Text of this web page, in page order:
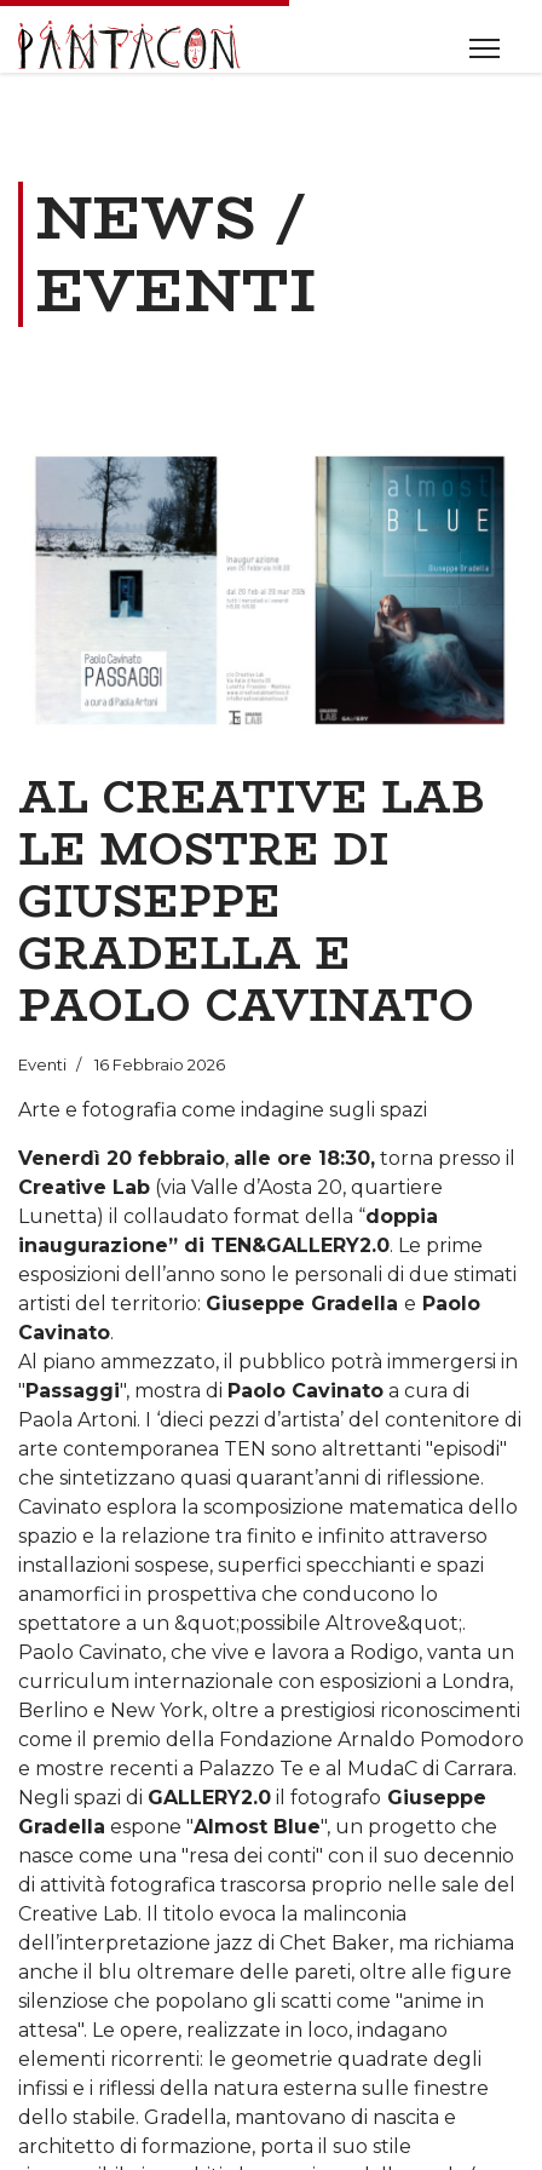
NEWS /
EVENTI
AL CREATIVE LAB
LE MOSTRE DI
GIUSEPPE
GRADELLA E
PAOLO CAVINATO
Eventi 16 Febbraio 2026
Arte e fotografia come indagine sugli spazi
Venerdì 20 febbraio, alle ore 18:30, torna presso il
Creative Lab (via Valle d’Aosta 20, quartiere
Lunetta) il collaudato format della “doppia
inaugurazione” di TEN&GALLERY2.0. Le prime
esposizioni dell’anno sono le personali di due stimati
artisti del territorio: Giuseppe Gradella e Paolo
Cavinato.
Al piano ammezzato, il pubblico potrà immergersi in
"Passaggi", mostra di Paolo Cavinato a cura di
Paola Artoni. I ‘dieci pezzi d’artista’ del contenitore di
arte contemporanea TEN sono altrettanti "episodi"
che sintetizzano quasi quarant’anni di riflessione.
Cavinato esplora la scomposizione matematica dello
spazio e la relazione tra finito e infinito attraverso
installazioni sospese, superfici specchianti e spazi
anamorfici in prospettiva che conducono lo
spettatore a un &quot;possibile Altrove&quot;.
Paolo Cavinato, che vive e lavora a Rodigo, vanta un
curriculum internazionale con esposizioni a Londra,
Berlino e New York, oltre a prestigiosi riconoscimenti
come il premio della Fondazione Arnaldo Pomodoro
e mostre recenti a Palazzo Te e al MudaC di Carrara.
Negli spazi di GALLERY2.0 il fotografo Giuseppe
Gradella espone "Almost Blue", un progetto che
nasce come una "resa dei conti" con il suo decennio
di attività fotografica trascorsa proprio nelle sale del
Creative Lab. Il titolo evoca la malinconia
dell’interpretazione jazz di Chet Baker, ma richiama
anche il blu oltremare delle pareti, oltre alle figure
silenziose che popolano gli scatti come "anime in
attesa". Le opere, realizzate in loco, indagano
elementi ricorrenti: le geometrie quadrate degli
infissi e i riflessi della natura esterna sulle finestre
dello stabile. Gradella, mantovano di nascita e
architetto di formazione, porta il suo stile